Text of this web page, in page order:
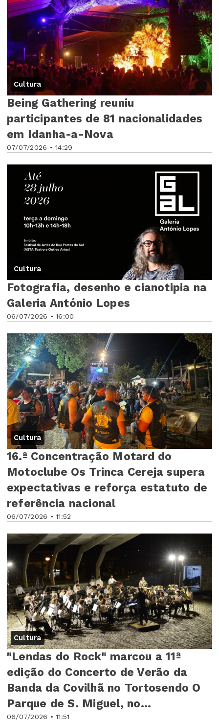
Cultura
07/07/2026 • 14:29
Being Gathering reuniu
participantes de 81 nacionalidades
em Idanha-a-Nova
Cultura
06/07/2026 • 16:00
Fotografia, desenho e cianotipia na
Galeria António Lopes
Cultura
06/07/2026 • 11:52
16.ª Concentração Motard do
Motoclube Os Trinca Cereja supera
expectativas e reforça estatuto de
referência nacional
Cultura
06/07/2026 • 11:51
"Lendas do Rock" marcou a 11ª
edição do Concerto de Verão da
Banda da Covilhã no Tortosendo O
Parque de S. Miguel, no...